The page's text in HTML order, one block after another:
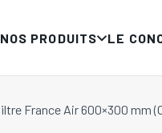
NOS PRODUITS LE
France Air 600×300 mm